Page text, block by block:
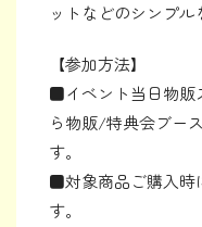
ットなどのシンプル
【参加方法】
■イベント当日物販
ら物販/特典会ブー
す。
■対象商品ご購入時
す。